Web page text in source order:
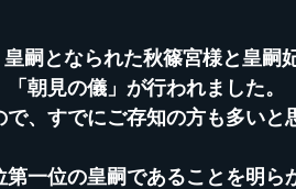
嗣となられた秋篠宮様と皇嗣
朝見の儀」が行われました。
、すでにご存知の方も多いと
一位の皇嗣であることを明ら